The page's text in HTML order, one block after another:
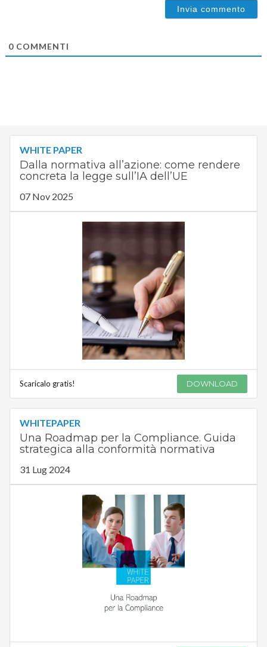
0COMMENTI
WHITE PAPER
Dalla normativa all’azione: come rendere
concreta la legge sull’IA dell’UE
07 Nov 2025
Scaricalo gratis! DOWNLOAD
WHITEPAPER
Una Roadmap per la Compliance. Guida
strategica alla conformità normativa
31 Lug 2024